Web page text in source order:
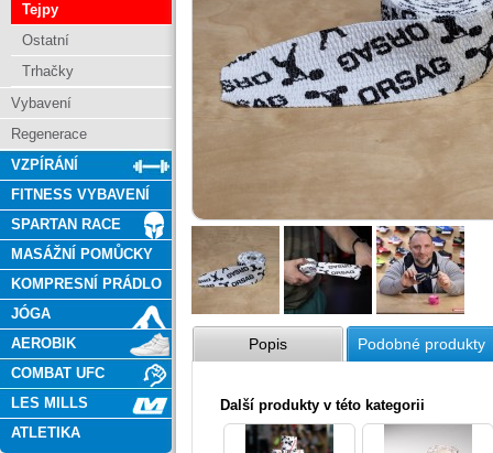
Tejpy
Ostatní
Trhačky
Vybavení
Regenerace
VZPÍRÁNÍ
FITNESS VYBAVENÍ
SPARTAN RACE
MASÁŽNÍ POMŮCKY
KOMPRESNÍ PRÁDLO
JÓGA
AEROBIK
COMBAT UFC
LES MILLS
ATLETIKA
Popis Podobné produkty
Další produkty v této kategorii